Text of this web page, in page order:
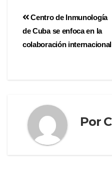
Centro de Inmunología
de Cuba se enfoca en la
colaboración internacional
Por